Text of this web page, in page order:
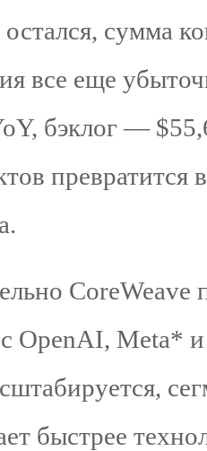
сумма
все еще
бэклог —
OpenAI, Meta*
быстрее